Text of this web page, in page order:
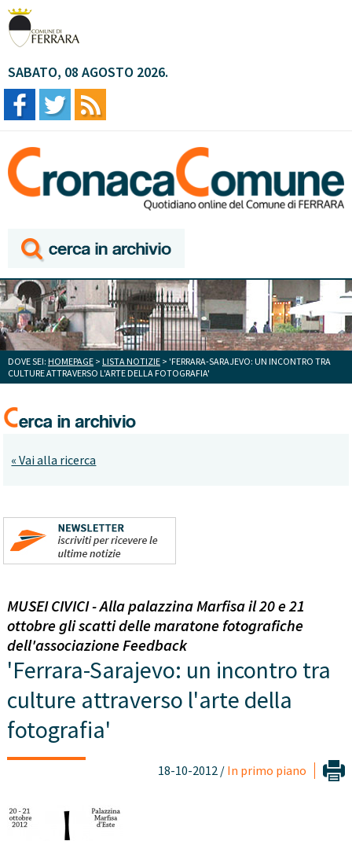
SABATO, 08 AGOSTO 2026.
DOVE SEI: HOMEPAGE > LISTA NOTIZIE > 'FERRARA-SARAJEVO: UN INCONTRO TRA
CULTURE ATTRAVERSO L'ARTE DELLA FOTOGRAFIA'
« Vai alla ricerca
MUSEI CIVICI - Alla palazzina Marfisa il 20 e 21
ottobre gli scatti delle maratone fotografiche
dell'associazione Feedback
'Ferrara-Sarajevo: un incontro tra
culture attraverso l'arte della
fotografia'
18-10-2012 / In primo piano